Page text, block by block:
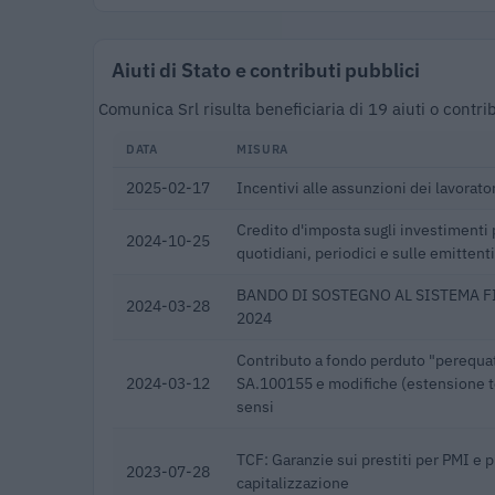
Aiuti di Stato e contributi pubblici
Comunica Srl risulta beneficiaria di 19 aiuti o
DATA MISURA
2025-02-17 Incentivi alle assunzioni dei
2024-10-25
Credito d'imposta sugli
quotidiani, periodici e sulle
2024-03-28
BANDO DI SOSTEGNO AL SISTEMA
2024
2024-03-12
Contributo a fondo perduto
SA.100155 e modifiche (estensione
sensi
2023-07-28
TCF: Garanzie sui prestiti per PMI e
capitalizzazione